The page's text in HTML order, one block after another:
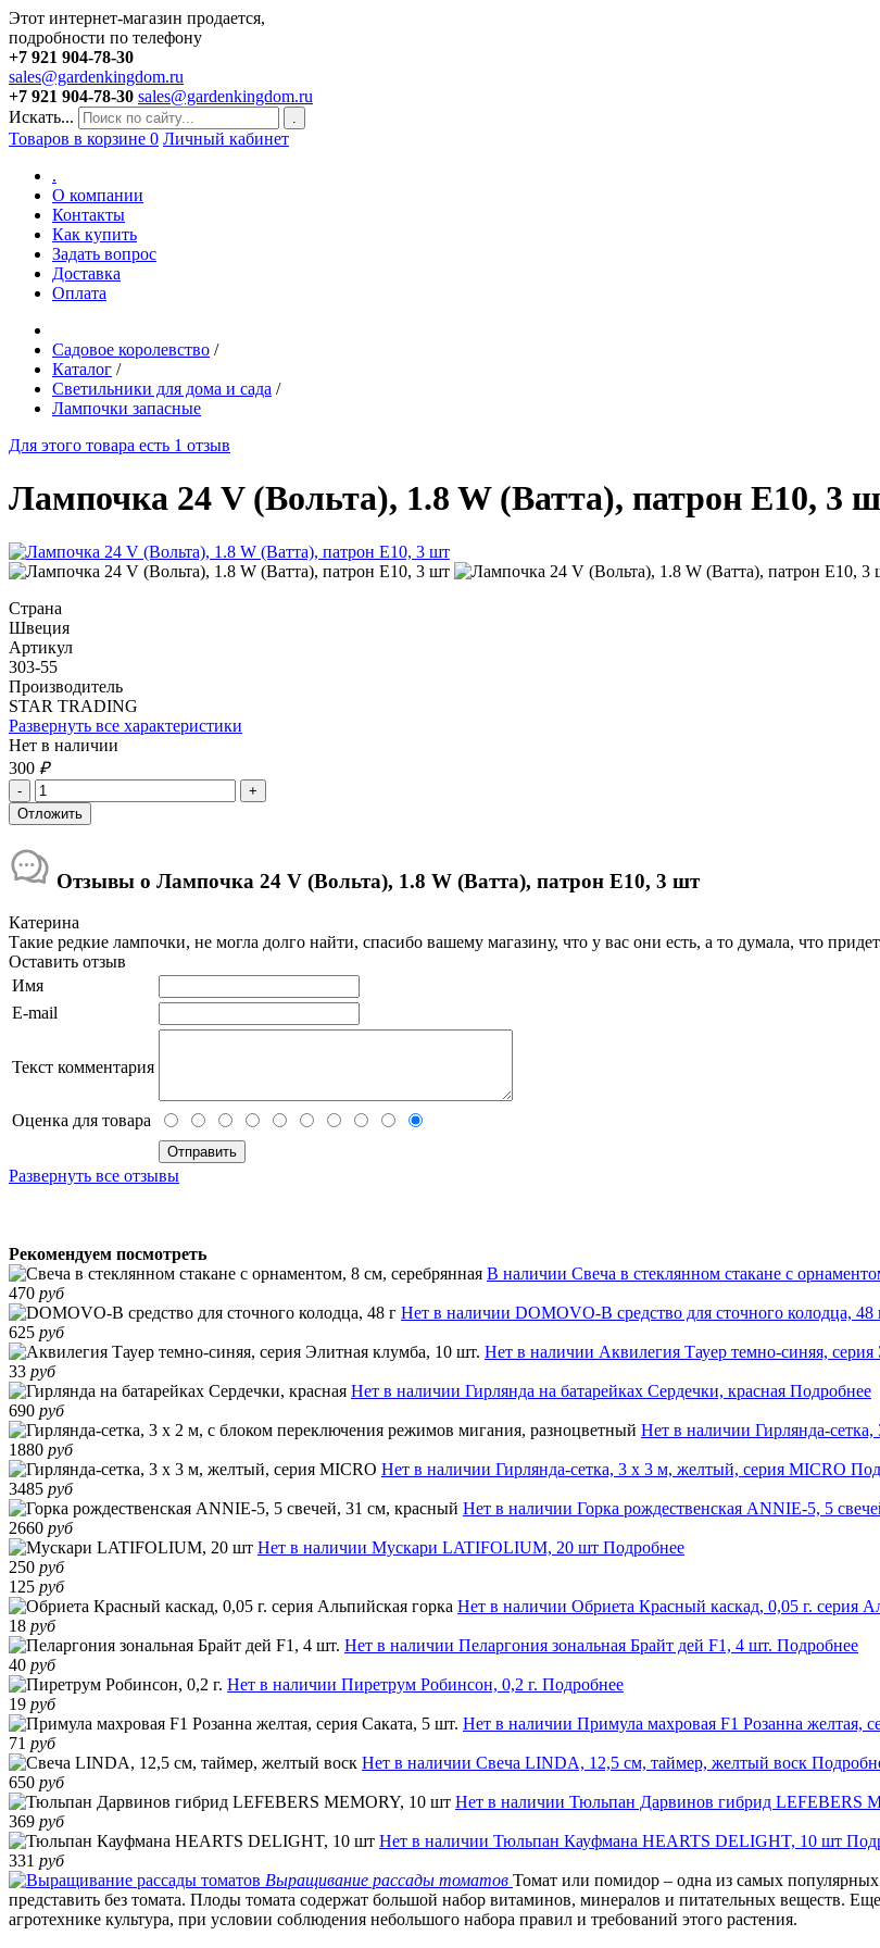
Этот интернет-магазин продается,
подробности по телефону
+7 921 904-78-30
sales@gardenkingdom.ru
+7 921 904-78-30 sales@gardenkingdom.ru
Искать...
.
Товаров в корзине 0 Личный кабинет
.
О компании
Контакты
Как купить
Задать вопрос
Доставка
Оплата
Садовое королевство /
Каталог /
Светильники для дома и сада /
Лампочки запасные
Для этого товара есть 1 отзыв
Лампочка 24 V (Вольта), 1.8 W (Ватта), патрон Е10, 3
Страна
Швеция
Артикул
303-55
Производитель
STAR TRADING
Развернуть все характеристики
Нет в наличии
300 ₽
Отзывы о Лампочка 24 V (Вольта), 1.8 W (Ватта), патрон Е10, 3 шт
Катерина
Такие редкие лампочки, не могла долго найти, спасибо вашему магазину, что у вас они есть, а то думала, что
Оставить отзыв
Имя
E-mail
Текст комментария
Оценка для товара
Развернуть все отзывы
Рекомендуем посмотреть
В наличии Свеча в стеклянном стакане с
470 руб
Нет в наличии DOMOVO-B средство для сточного колодца, 48
625 руб
Нет в наличии Аквилегия Тауер темно-синяя,
33 руб
Нет в наличии Гирлянда на батарейках Сердечки, красная Подробнее
690 руб
Нет в наличии Гирлянда-
1880 руб
Нет в наличии Гирлянда-сетка, 3 х 3 м, желтый, серия MICRO
3485 руб
Нет в наличии Горка рождественская ANNIE-5, 5
2660 руб
Нет в наличии Мускари LATIFOLIUM, 20 шт Подробнее
250 руб
125 руб
Нет в наличии Обриета Красный каскад, 0,05 г. серия
18 руб
Нет в наличии Пеларгония зональная Брайт дей F1, 4 шт. Подробнее
40 руб
Нет в наличии Пиретрум Робинсон, 0,2 г. Подробнее
19 руб
Нет в наличии Примула махровая F1 Розанна желтая,
71 руб
Нет в наличии Свеча LINDA, 12,5 см, таймер, желтый воск
650 руб
Нет в наличии Тюльпан Дарвинов гибрид LEFEBERS
369 руб
Нет в наличии Тюльпан Кауфмана HEARTS DELIGHT, 10 шт
331 руб
Выращивание рассады томатов Томат или помидор – одна из самых
представить без томата. Плоды томата содержат большой набор витаминов, минералов и питательных веществ.
агротехнике культура, при условии соблюдения небольшого набора правил и требований этого растения.